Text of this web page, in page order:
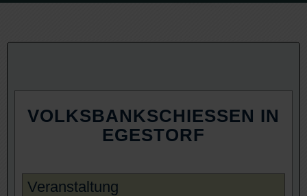
VOLKSBANKSCHIESSEN IN E
GESTORF
Veranstaltung